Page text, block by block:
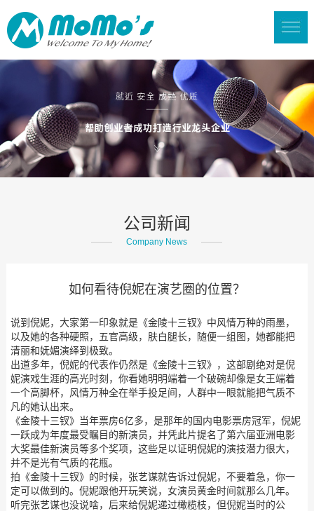
公司新闻
Company News
如何看待倪妮在演艺圈的位置？
说到倪妮，大家第一印象就是《金陵十三钗》中风情万种的雨墨，
以及她的各种硬照，五官高级，肤白腿长，随便一组图，她都能把
清丽和妩媚演绎到极致。
出道多年，倪妮的代表作仍然是《金陵十三钗》，这部剧绝对是倪
妮演戏生涯的高光时刻，你看她明明端着一个破碗却像是女王端着
一个高脚杯，风情万种全在举手投足间，人群中一眼就能把气质不
凡的她认出来。
《金陵十三钗》当年票房6亿多，是那年的国内电影票房冠军，倪妮
一跃成为年度最受瞩目的新演员，并凭此片提名了第六届亚洲电影
大奖最佳新演员等多个奖项，这些足以证明倪妮的演技潜力很大，
并不是光有气质的花瓶。
拍《金陵十三钗》的时候，张艺谋就告诉过倪妮，不要着急，你一
定可以做到的。倪妮跟他开玩笑说，女演员黄金时间就那么几年。
听完张艺谋也没说啥，后来给倪妮递过橄榄枝，但倪妮当时的公